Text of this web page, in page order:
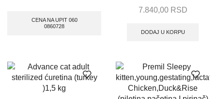
CENA NA UPIT 060
0860728
7.840,00 RSD
DODAJ U KORPU